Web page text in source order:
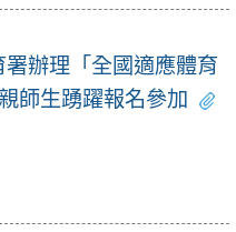
辦理「全國適應體育
師生踴躍報名參加